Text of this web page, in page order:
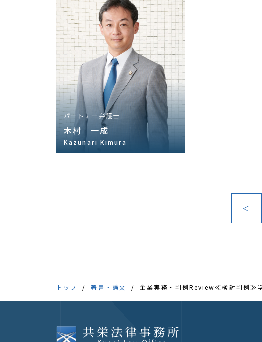
パートナー弁護士
木村 一成
Kazunari Kimura
＜
トップ 著書・論文 企業実務・判例Review≪検討判例≫